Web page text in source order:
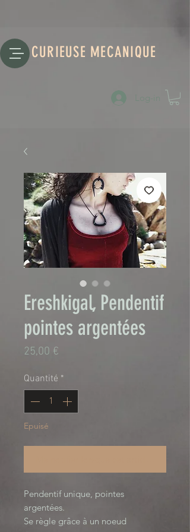
CURIEUSE MECANIQUE
Log-in
Ereshkigal, Pendentif
pointes argentées
25,00 €
Quantité *
Epuisé
Pendentif unique, pointes
argentées.
Se règle grâce à un noeud